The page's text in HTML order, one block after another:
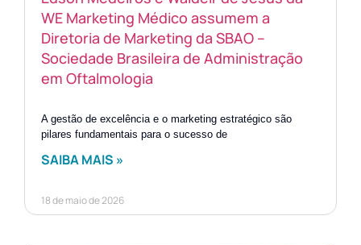
WE Marketing Médico assumem a
Diretoria de Marketing da SBAO –
Sociedade Brasileira de Administração
em Oftalmologia
A gestão de excelência e o marketing estratégico são
pilares fundamentais para o sucesso de
SAIBA MAIS »
18 de maio de 2026